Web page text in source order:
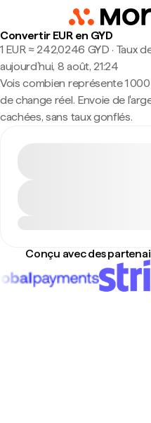
Convertir EUR en GYD
1 EUR ≈ 242,0246 GYD · Taux
aujourd’hui, 8 août, 21:24
Vois combien représente 1
de change réel. Envoie de
cachées, sans taux gonflés.
Conçu avec des